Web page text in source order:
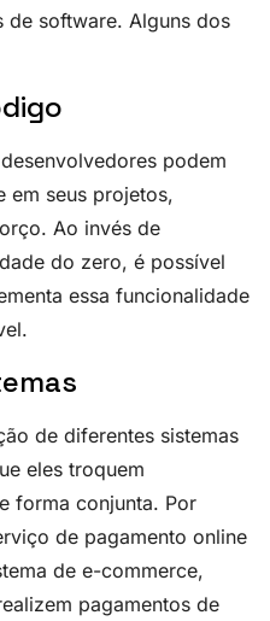
de software. Alguns dos
podem
em seus projetos,
Ao invés de
do zero, é possível
essa funcionalidade
de diferentes sistemas
eles troquem
forma conjunta. Por
de pagamento online
de e-commerce,
pagamentos de